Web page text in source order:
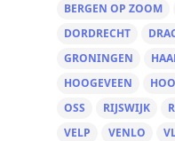
BERGEN OP ZOOM
DORDRECHT
GRONINGEN
HOOGEVEEN
OSS
RIJSWIJK
VELP
VENLO